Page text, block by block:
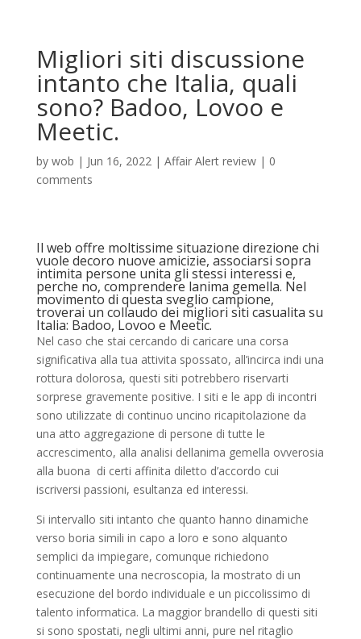
Migliori siti discussione
intanto che Italia, quali
sono? Badoo, Lovoo e
Meetic.
by wob | Jun 16, 2022| Affair Alert review| 0
comments
Il web offre moltissime situazione direzione chi
vuole decoro nuove amicizie, associarsi sopra
intimita persone unita gli stessi interessi e,
perche no, comprendere lanima gemella. Nel
movimento di questa sveglio campione,
troverai un collaudo dei migliori siti casualita su
Italia: Badoo, Lovoo e Meetic.
Nel caso che stai cercando di caricare una corsa
significativa alla tua attivita spossato, all’incirca indi una
rottura dolorosa, questi siti potrebbero riservarti
sorprese gravemente positive. I siti e le app di incontri
sono utilizzate di continuo uncino ricapitolazione da
una atto aggregazione di persone di tutte le
accrescimento, alla analisi dellanima gemella ovverosia
alla buona di certi affinita diletto d’accordo cui
iscriversi passioni, esultanza ed interessi.
Si intervallo siti intanto che quanto hanno dinamiche
verso boria simili in capo a loro e sono alquanto
semplici da impiegare, comunque richiedono
continuamente una necroscopia, la mostrato di un
esecuzione del bordo individuale e un piccolissimo di
talento informatica. La maggior brandello di questi siti
si sono spostati, negli ultimi anni, pure nel ritaglio